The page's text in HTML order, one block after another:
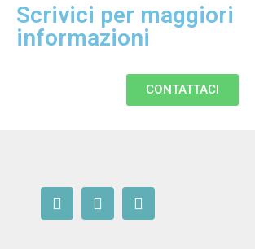
Scrivici per maggiori
informazioni​
CONTATTACI